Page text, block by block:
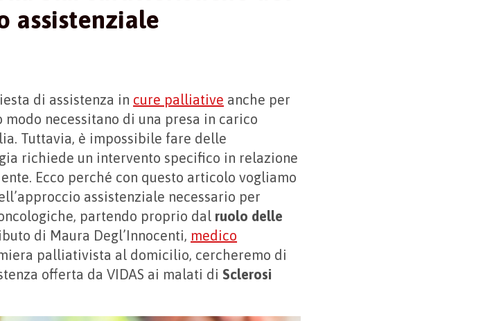
assistenziale
di assistenza in cure palliative anche per
necessitano di una presa in carico
Tuttavia, è impossibile fare delle
richiede un intervento specifico in relazione
Ecco perché con questo articolo vogliamo
assistenziale necessario per
partendo proprio dal ruolo delle
di Maura Degl’Innocenti, medico
palliativista al domicilio, cercheremo di
offerta da VIDAS ai malati di Sclerosi